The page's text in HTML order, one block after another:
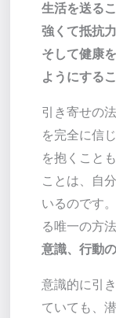
生活を送る
強くて抵抗
そして健康
ようにする
引き寄せの
を完全に信
を抱くこと
ことは、自
いるのです
る唯一の方
意識、行動
意識的に引
ていても、